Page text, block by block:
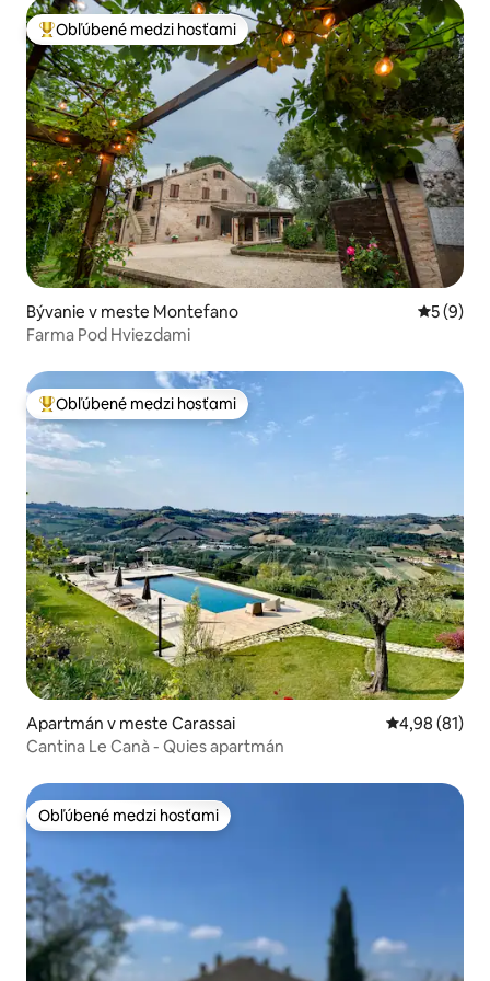
Najobľúbenejšie medzi hosťami
Obľúbené medzi hosťami
Bývanie v meste Montefano
5 (9)
Farma Pod Hviezdami
Najobľúbenejšie medzi hosťami
Obľúbené medzi hosťami
Apartmán v meste Carassai Priemerné
4,98 (81)
Cantina Le Canà - Quies apartmán
Obľúbené medzi hosťami
Obľúbené medzi hosťami